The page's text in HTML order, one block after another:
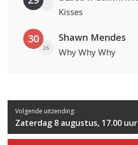
Kisses
30
26
Shawn Mendes
Why Why Why
Volgende uitzending:
Zaterdag 8 augustus, 17.00 uur